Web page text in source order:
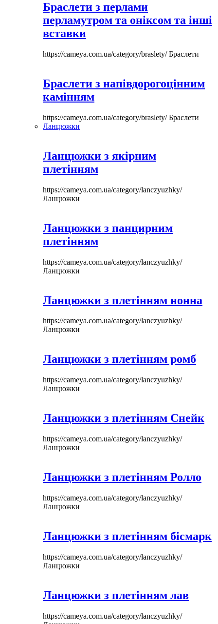
Браслети з перлами
перламутром та оніксом та інші
вставки
https://cameya.com.ua/category/braslety/Браслети
Браслети з напівдорогоцінним
камінням
https://cameya.com.ua/category/braslety/Браслети
Ланцюжки
Ланцюжки з якірним
плетінням
https://cameya.com.ua/category/lanczyuzhky/
Ланцюжки
Ланцюжки з панцирним
плетінням
https://cameya.com.ua/category/lanczyuzhky/
Ланцюжки
Ланцюжки з плетінням нонна
https://cameya.com.ua/category/lanczyuzhky/
Ланцюжки
Ланцюжки з плетінням ромб
https://cameya.com.ua/category/lanczyuzhky/
Ланцюжки
Ланцюжки з плетінням Снейк
https://cameya.com.ua/category/lanczyuzhky/
Ланцюжки
Ланцюжки з плетінням Ролло
https://cameya.com.ua/category/lanczyuzhky/
Ланцюжки
Ланцюжки з плетінням бісмарк
https://cameya.com.ua/category/lanczyuzhky/
Ланцюжки
Ланцюжки з плетінням лав
https://cameya.com.ua/category/lanczyuzhky/